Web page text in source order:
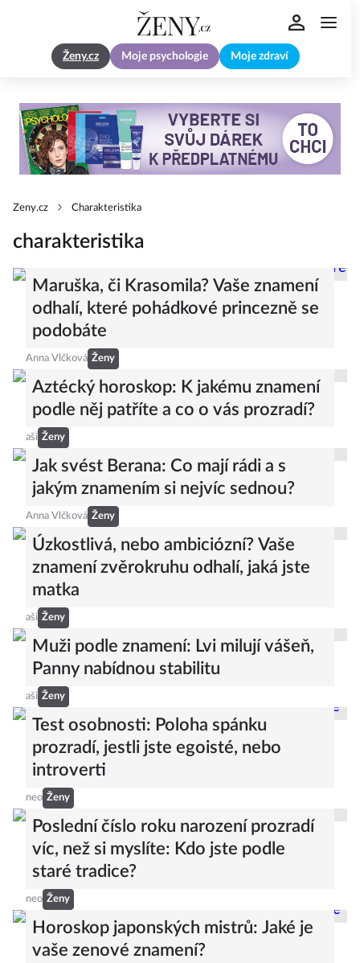
Ženy.cz Moje psychologie Moje zdraví
Zeny.cz Charakteristika
charakteristika
Maruška, či Krasomila? Vaše znamení
odhalí, které pohádkové princezně se
podobáte
Anna Vlčková Ženy
Aztécký horoskop: K jakému znamení
podle něj patříte a co o vás prozradí?
aši Ženy
Jak svést Berana: Co mají rádi a s
jakým znamením si nejvíc sednou?
Anna Vlčková Ženy
Úzkostlivá, nebo ambiciózní? Vaše
znamení zvěrokruhu odhalí, jaká jste
matka
aši Ženy
Muži podle znamení: Lvi milují vášeň,
Panny nabídnou stabilitu
aši Ženy
Test osobnosti: Poloha spánku
prozradí, jestli jste egoisté, nebo
introverti
neo Ženy
Poslední číslo roku narození prozradí
víc, než si myslíte: Kdo jste podle
staré tradice?
neo Ženy
Horoskop japonských mistrů: Jaké je
vaše zenové znamení?